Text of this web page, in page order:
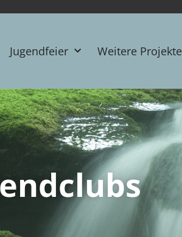
Jugendfeier Weitere Projekte